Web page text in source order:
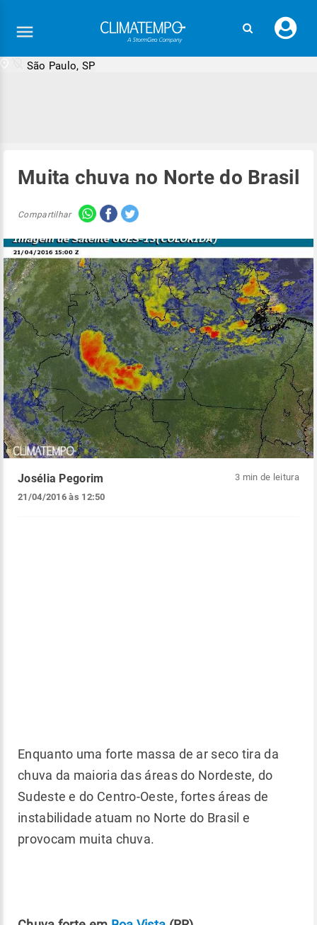
seu
São Paulo, SP
Muita chuva no Norte do Brasil
Compartilhar
Josélia Pegorim
21/04/2016 às 12:50
3 min de leitura
Enquanto uma forte massa de ar seco tira da
chuva da maioria das áreas do Nordeste, do
Sudeste e do Centro-Oeste, fortes áreas de
instabilidade atuam no Norte do Brasil e
provocam muita chuva.